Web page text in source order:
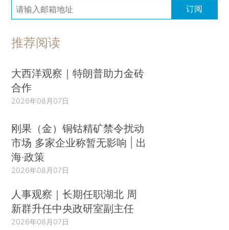
订阅
推荐阅读
大西洋观察｜特朗普助力金砖
合作
2026年08月07日
刚果（金）铜钴精矿禁令扰动
市场 多家企业称暂无影响 | 出
海·政策
2026年08月07日
人事观察｜长期任职湖北 周
新群升任中央政研室副主任
2026年08月07日